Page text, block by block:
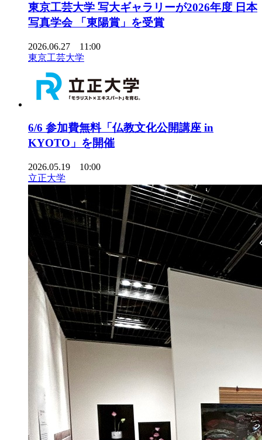
東京工芸大学 写大ギャラリーが2026年度 日本
写真学会 「東陽賞」を受賞
2026.06.27 11:00
東京工芸大学
6/6 参加費無料「仏教文化公開講座 in
KYOTO」を開催
2026.05.19 10:00
立正大学